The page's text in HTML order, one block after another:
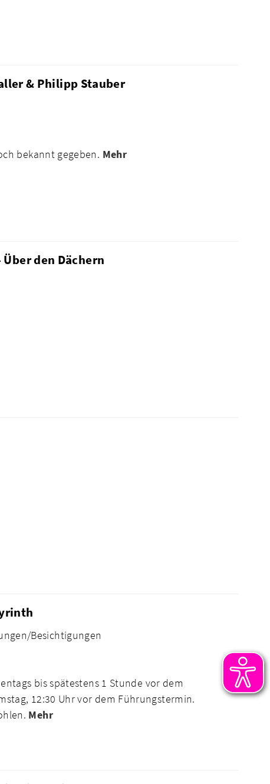
& Philipp Stauber
bekannt gegeben. Mehr
den Dächern
Besichtigungen
bis spätestens 1 Stunde vor dem
12:30 Uhr vor dem Führungstermin.
Mehr